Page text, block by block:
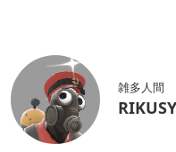
雑多人間